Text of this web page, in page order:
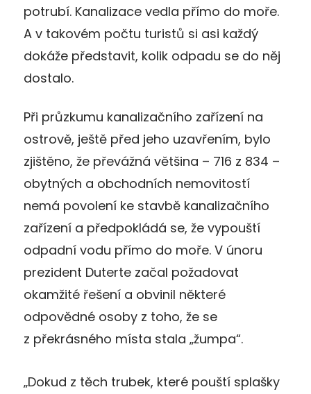
potrubí. Kanalizace vedla přímo do moře.
A v takovém počtu turistů si asi každý
dokáže představit, kolik odpadu se do něj
dostalo.
Při průzkumu kanalizačního zařízení na
ostrově, ještě před jeho uzavřením, bylo
zjištěno, že převážná většina – 716 z 834 –
obytných a obchodních nemovitostí
nemá povolení ke stavbě kanalizačního
zařízení a předpokládá se, že vypouští
odpadní vodu přímo do moře. V únoru
prezident Duterte začal požadovat
okamžité řešení a obvinil některé
odpovědné osoby z toho, že se
z překrásného místa stala „žumpa“.
„Dokud z těch trubek, které pouští splašky